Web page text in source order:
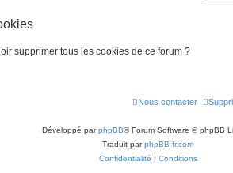
e
supprimer tous les cookies de ce forum ?
Nous contacter
Développé parphpBB® Forum Software © phpBB
Traduit parphpBB-fr.com
Confidentialité | Conditions